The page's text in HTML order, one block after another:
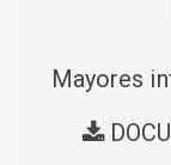
Mayores